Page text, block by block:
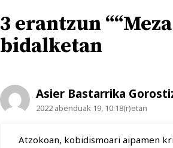
3 erantzun
bidalketan
Asier Bastarrika
2022 abenduak 19, 10:18(r)etan
Atzokoan, kobidismoari aipamen